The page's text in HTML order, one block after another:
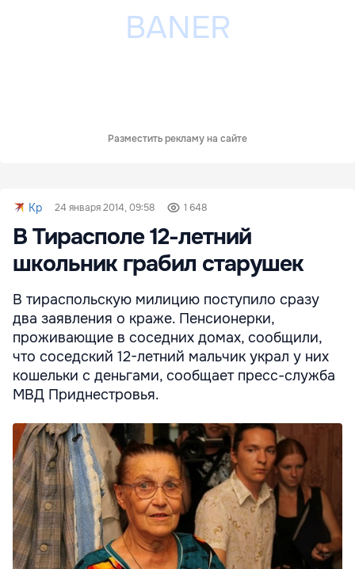
Разместить рекламу на сайте
Kp 24 января 2014, 09:58 1 648
В Тирасполе 12-летний
школьник грабил старушек
В тираспольскую милицию поступило сразу
два заявления о краже. Пенсионерки,
проживающие в соседних домах, сообщили,
что соседский 12-летний мальчик украл у них
кошельки с деньгами, сообщает пресс-служба
МВД Приднестровья.